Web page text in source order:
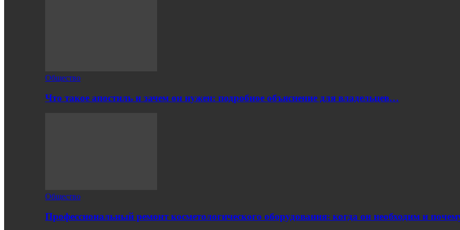
Общество
Что такое апостиль и зачем он нужен: подробное объяснение для владельцев…
Общество
Профессиональный ремонт косметологического оборудования: когда он необходим и